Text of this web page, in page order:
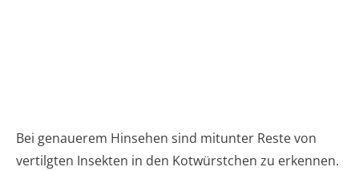
Bei genauerem Hinsehen sind mitunter Reste von
vertilgten Insekten in den Kotwürstchen zu erkennen.